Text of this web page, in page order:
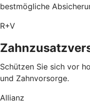
bestmögliche
R+V
Schützen Sie sich vor
und Zahnvorsorge.
Allianz